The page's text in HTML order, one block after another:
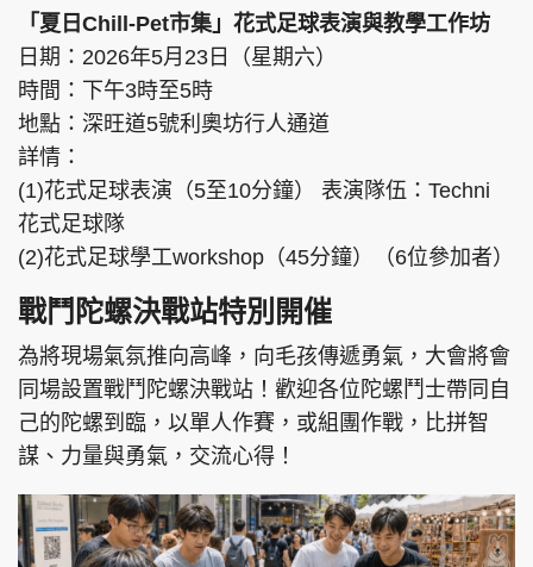
「夏日Chill-Pet市集」花式足球表演與教學工作坊
日期：2026年5月23日（星期六）
時間：下午3時至5時
地點：深旺道5號利奧坊行人通道
詳情：
(1)花式足球表演（5至10分鐘） 表演隊伍：Techni
花式足球隊
(2)花式足球學工workshop（45分鐘）（6位參加者）
戰鬥陀螺決戰站特別開催
為將現場氣氛推向高峰，向毛孩傳遞勇氣，大會將會
同場設置戰鬥陀螺決戰站！歡迎各位陀螺鬥士帶同自
己的陀螺到臨，以單人作賽，或組團作戰，比拼智
謀、力量與勇氣，交流心得！